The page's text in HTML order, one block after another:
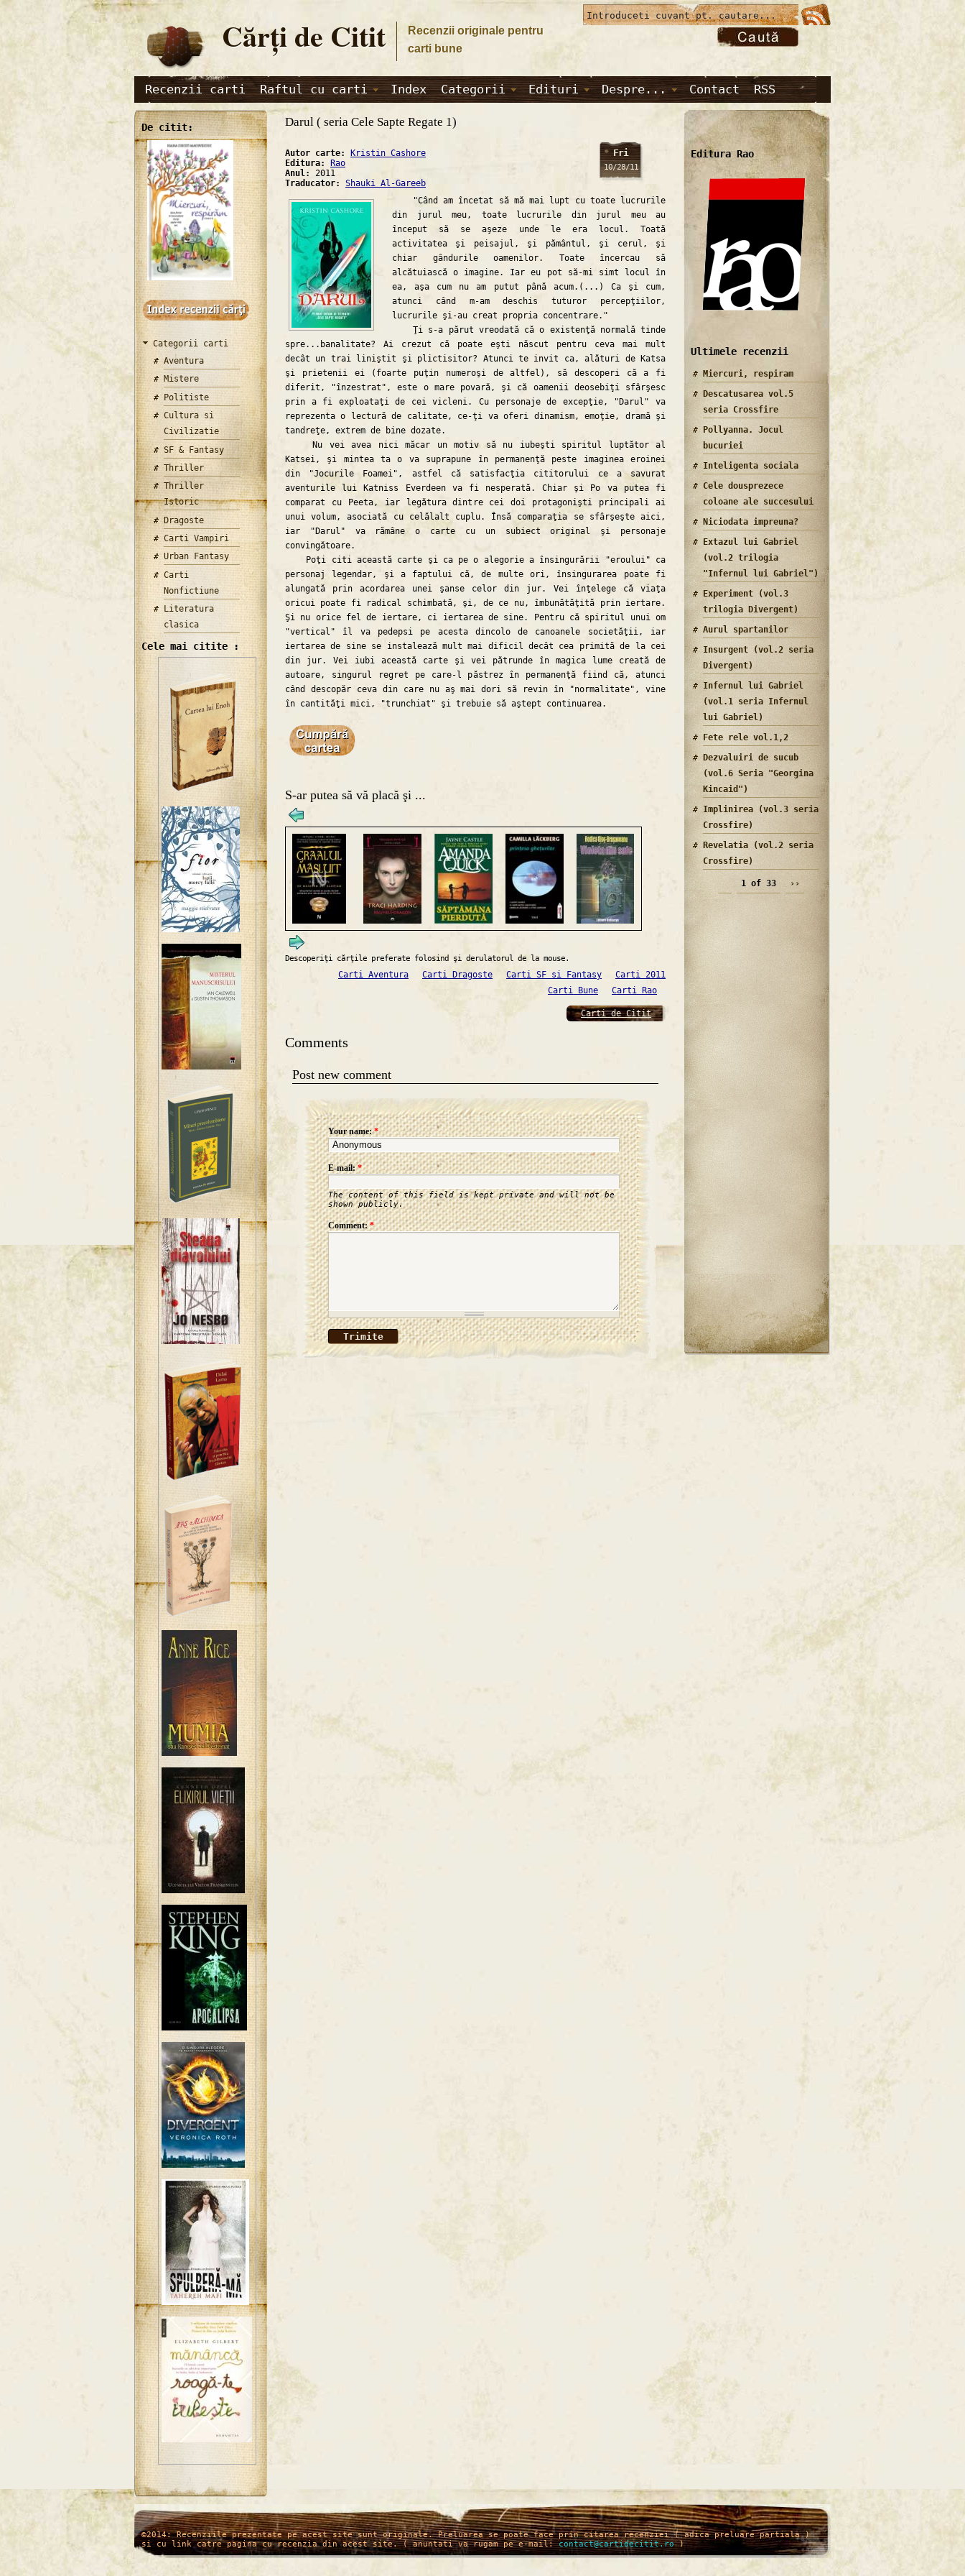
Cărţi de Citit
Recenzii originale pentru
carti bune
Recenzii carti Raftul cu carti Index Categorii Edituri Despre... Contact RSS
De citit:
Categorii carti
Aventura
Mistere
Politiste
Cultura si
Civilizatie
SF & Fantasy
Thriller
Thriller
Istoric
Dragoste
Carti Vampiri
Urban Fantasy
Carti
Nonfictiune
Literatura
clasica
Cele mai citite :
Darul ( seria Cele Sapte Regate 1)
Fri
10/28/11
Autor carte:
Kristin Cashore
Editura:
Rao
Anul: 2011
Traducator: Shauki Al-Gareeb
"Când am încetat să mă mai lupt cu toate lucrurile
din jurul meu, toate lucrurile din jurul meu au
început să se aşeze unde le era locul. Toată
activitatea şi peisajul, şi pământul, şi cerul, şi
chiar gândurile oamenilor. Toate încercau să
alcătuiască o imagine. Iar eu pot să-mi simt locul în
ea, aşa cum nu am putut până acum.(...) Ca şi cum,
atunci când m-am deschis tuturor percepţiilor,
lucrurile şi-au creat propria concentrare."
Ţi s-a părut vreodată că o existenţă normală tinde
spre...banalitate? Ai crezut că poate eşti născut pentru ceva mai mult
decât un trai liniştit şi plictisitor? Atunci te invit ca, alături de Katsa
şi prietenii ei (foarte puţin numeroşi de altfel), să descoperi că a fi
diferit, "înzestrat", este o mare povară, şi că oamenii deosebiţi sfârşesc
prin a fi exploataţi de cei vicleni. Cu personaje de excepţie, "Darul" va
reprezenta o lectură de calitate, ce-ţi va oferi dinamism, emoţie, dramă şi
tandreţe, extrem de bine dozate.
Nu vei avea nici măcar un motiv să nu iubeşti spiritul luptător al
Katsei, şi mintea ta o va suprapune în permanenţă peste imaginea eroinei
din "Jocurile Foamei", astfel că satisfacţia cititorului ce a savurat
aventurile lui Katniss Everdeen va fi nesperată. Chiar şi Po va putea fi
comparat cu Peeta, iar legătura dintre cei doi protagonişti principali ai
unui volum, asociată cu celălalt cuplu. Însă comparaţia se sfârşeşte aici,
iar "Darul" va rămâne o carte cu un subiect original şi personaje
convingătoare.
Poţi citi această carte şi ca pe o alegorie a însingurării "eroului" ca
personaj legendar, şi a faptului că, de multe ori, însingurarea poate fi
alungată prin acordarea unei şanse celor din jur. Vei înţelege că viaţa
oricui poate fi radical schimbată, şi, de ce nu, îmbunătăţită prin iertare.
Şi nu orice fel de iertare, ci iertarea de sine. Pentru că spiritul unui om
"vertical" îl va pedepsi pe acesta dincolo de canoanele societăţii, iar
iertarea de sine se instalează mult mai dificil decât cea primită de la cei
din jur. Vei iubi această carte şi vei pătrunde în magica lume creată de
autoare, singurul regret pe care-l păstrez în permanenţă fiind că, atunci
când descopăr ceva din care nu aş mai dori să revin în "normalitate", vine
în cantităţi mici, "trunchiat" şi trebuie să aştept continuarea.
S-ar putea să vă placă şi ...
Descoperiţi cărţile preferate folosind şi derulatorul de la mouse.
Carti Aventura Carti Dragoste Carti SF si Fantasy
Carti 2011
Carti Bune
Carti Rao
Carti de Citit
Comments
Post new comment
Your name:*
E-mail:*
The content of this field is kept private and will not be
shown publicly.
Comment:*
Editura Rao
Ultimele recenzii
Miercuri, respiram
Descatusarea vol.5
seria Crossfire
Pollyanna. Jocul
bucuriei
Inteligenta sociala
Cele dousprezece
coloane ale succesului
Niciodata impreuna?
Extazul lui Gabriel
(vol.2 trilogia
"Infernul lui Gabriel")
Experiment (vol.3
trilogia Divergent)
Aurul spartanilor
Insurgent (vol.2 seria
Divergent)
Infernul lui Gabriel
(vol.1 seria Infernul
lui Gabriel)
Fete rele vol.1,2
Dezvaluiri de sucub
(vol.6 Seria "Georgina
Kincaid")
Implinirea (vol.3 seria
Crossfire)
Revelatia (vol.2 seria
Crossfire)
1 of 33 ››
/* */
©2014: Recenziile prezentate pe acest site sunt originale. Preluarea se poate face prin citarea recenziei ( adica preluare partiala )
si cu link catre pagina cu recenzia din acest site. ( anuntati va rugam pe e-mail:contact@cartidecitit.ro)